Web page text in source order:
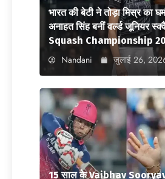
भारत की बेटी ने तोड़ा मिस्र का
अनाहत सिंह बनीं वर्ल्ड जूनियर
Squash Championship
Nandani जुलाई 26,
15 साल के Vaibhav